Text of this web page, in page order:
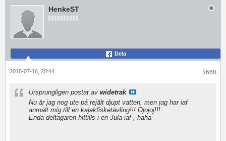
HenkeST
Dela
#668
2018-07-16, 20:44
Ursprungligen postat av widetrak
Nu är jag nog ute på rejält djupt vatten, men jag har iaf
anmält mig till en kajakfisketävling!!! Ojojoj!!!
Enda deltagaren hittills i en Jula iaf , haha